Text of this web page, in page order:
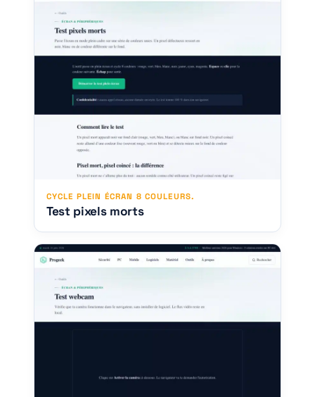
CYCLE PLEIN ÉCRAN 8 COULEURS.
Test pixels morts